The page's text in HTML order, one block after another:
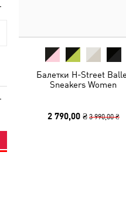
Балетки H-Street
Sneakers Women
2 790,00 ₴ 3 990,00 ₴